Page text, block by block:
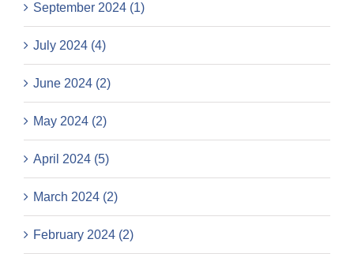
September 2024 (1)
July 2024 (4)
June 2024 (2)
May 2024 (2)
April 2024 (5)
March 2024 (2)
February 2024 (2)